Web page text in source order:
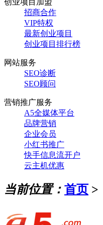
创业项目加盟
招商合作
VIP特权
最新创业项目
创业项目排行榜
网站服务
SEO诊断
SEO顾问
营销推广服务
A5全媒体平台
品牌营销
企业会员
小红书推广
快手信息流开户
云主机优惠
当前位置： 首页 >